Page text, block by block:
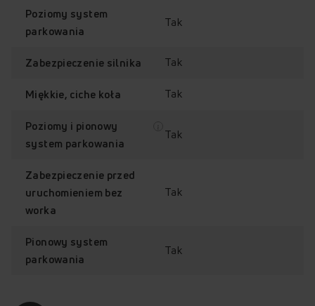
Poziomy system
parkowania
Tak
Zabezpieczenie silnika Tak
Miękkie, ciche koła Tak
Poziomy i pionowy
system parkowania
Tak
Zabezpieczenie przed
uruchomieniem bez
worka
Tak
Pionowy system
parkowania
Tak